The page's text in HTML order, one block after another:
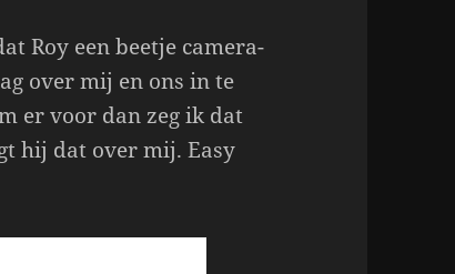
Roy een beetje camera-
over mij en ons in te
er voor dan zeg ik dat
hij dat over mij. Easy